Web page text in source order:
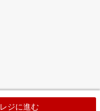
レジに進む